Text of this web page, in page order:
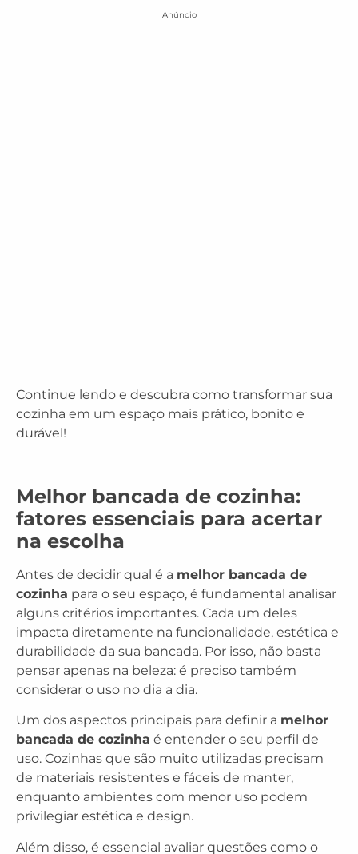
Anúncio
Continue lendo e descubra como transformar sua
cozinha em um espaço mais prático, bonito e
durável!
Melhor bancada de cozinha:
fatores essenciais para acertar
na escolha
Antes de decidir qual é a melhor bancada de
cozinha para o seu espaço, é fundamental analisar
alguns critérios importantes. Cada um deles
impacta diretamente na funcionalidade, estética e
durabilidade da sua bancada. Por isso, não basta
pensar apenas na beleza: é preciso também
considerar o uso no dia a dia.
Um dos aspectos principais para definir a melhor
bancada de cozinha é entender o seu perfil de
uso. Cozinhas que são muito utilizadas precisam
de materiais resistentes e fáceis de manter,
enquanto ambientes com menor uso podem
privilegiar estética e design.
Além disso, é essencial avaliar questões como o